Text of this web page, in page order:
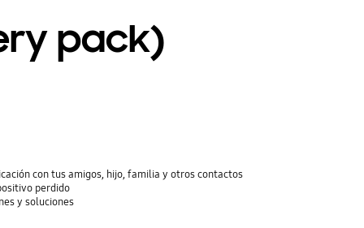
pack)
con tus amigos, hijo, familia y otros contactos
perdido
y soluciones